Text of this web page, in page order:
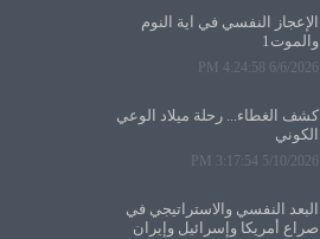
الإعجاز النفسي في آية النوم
والموت1
6/6/2026 4:24:58 PM
كشف الغطاء... رحلة ميلاد الوعي
الكوني
5/10/2026 3:17:54 PM
البعد النفسي والاستراتيجي في
صراع أمريكا وإسرائيل وإيران